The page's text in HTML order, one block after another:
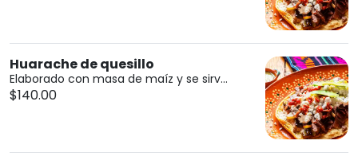
Huarache de quesillo
Elaborado con masa de maíz y se sirv...
$140.00